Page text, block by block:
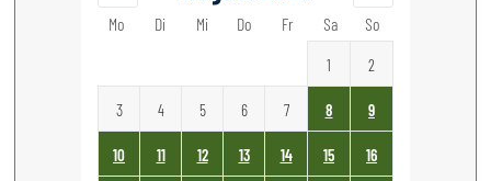
Mo Di Mi Do Fr Sa So
1 2
3 4 5 6 7 8 9
10 11 12 13 14 15 16